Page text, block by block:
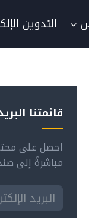
التدوين
قائمتنا
احصل على
مباشرةً إلى